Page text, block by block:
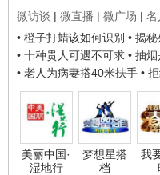
微访谈 | 微直播 | 微广场 | 名
• 橙子打蜡该如何识别 • 揭
• 十种贵人可遇不可求 • 抽
• 老人为病妻搭40米扶手 •
美丽中国·
湿地行
梦想星搭
档
我